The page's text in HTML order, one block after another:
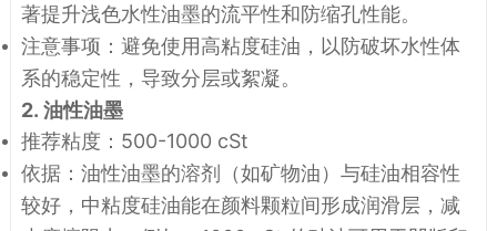
著提升浅色水性油墨的流平性和防缩孔性能。
注意事项 ：避免使用高粘度硅油，以防破坏水性体
系的稳定性，导致分层或絮凝。
2. 油性油墨
推荐粘度 ：500-1000 cSt
依据：油性油墨的溶剂（如矿物油）与硅油相容性
较好，中粘度硅油能在颜料颗粒间形成润滑层，减